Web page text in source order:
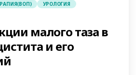
УРОЛОГИЯ
малого таза в
и его